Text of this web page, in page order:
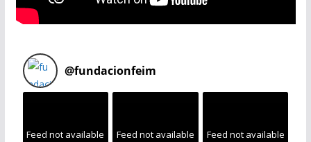
@fundacionfeim
Feed not available Feed not available Feed not available